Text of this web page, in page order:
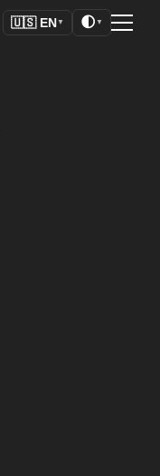
🇺🇸 EN ▼ 🌓 ▼